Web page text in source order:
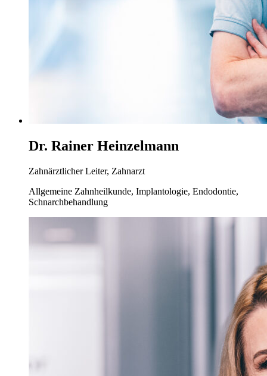
Dr. Rainer Heinzelmann
Zahnärztlicher Leiter, Zahnarzt
Allgemeine Zahnheilkunde, Implantologie, Endodontie,
Schnarchbehandlung